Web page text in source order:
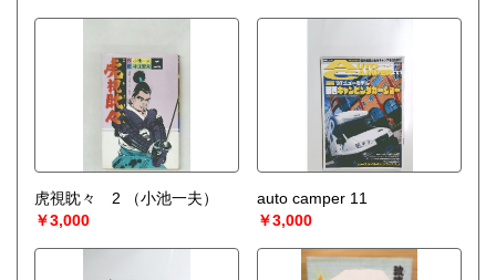
501-0224
古本倶楽部 宅配買取受付係
058-322-2366
----------------------------------------
取り扱い分野
-
虎視眈々 2
（小池一夫）
￥3,000
auto camper 11
￥3,000